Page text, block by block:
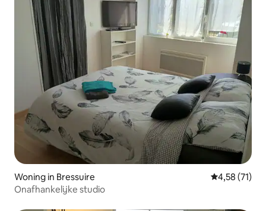
Woning in Bressuire Gemiddelde
4,58 (71)
Onafhankelijke studio